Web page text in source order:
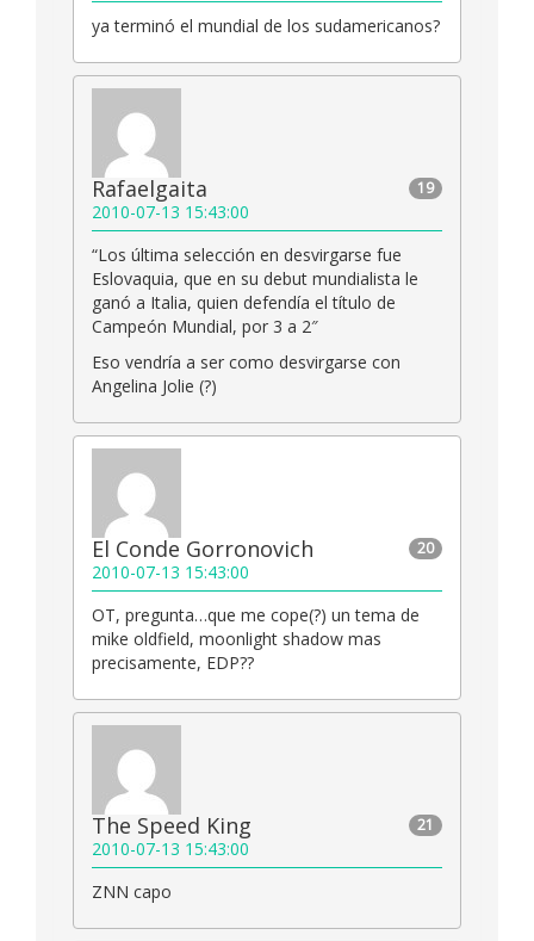
ya terminó el mundial de los sudamericanos?
19
Rafaelgaita
2010-07-13 15:43:00
“Los última selección en desvirgarse fue
Eslovaquia, que en su debut mundialista le
ganó a Italia, quien defendía el título de
Campeón Mundial, por 3 a 2″
Eso vendría a ser como desvirgarse con
Angelina Jolie (?)
20
El Conde Gorronovich
2010-07-13 15:43:00
OT, pregunta…que me cope(?) un tema de
mike oldfield, moonlight shadow mas
precisamente, EDP??
21
The Speed King
2010-07-13 15:43:00
ZNN capo